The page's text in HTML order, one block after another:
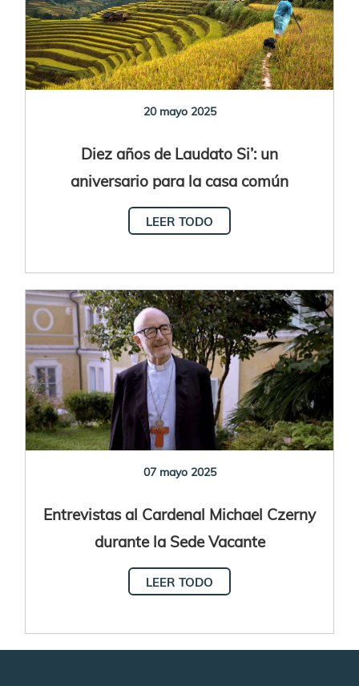
20 mayo 2025
Diez años de Laudato Si’: un
aniversario para la casa común
LEER TODO
07 mayo 2025
Entrevistas al Cardenal Michael Czerny
durante la Sede Vacante
LEER TODO